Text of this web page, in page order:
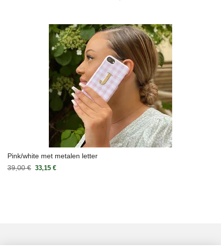
Pink/white met metalen letter
39,00 € 33,15 €